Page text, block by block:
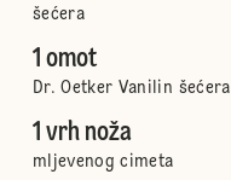
šećera
1 omot
Dr. Oetker Vanilin šećera
1 vrh noža
mljevenog cimeta